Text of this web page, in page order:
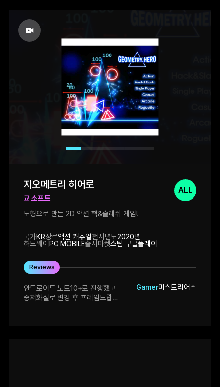
ALL
지오메트리 히어로
교 소프트
도형으로 만든 2D 액션 핵&슬래쉬 게임!
국가KR장르액션 캐쥬얼전시년도2020년
하드웨어PC MOBILE출시마켓스팀 구글플레이
Reviews
안드로이드 노트10+로 진행했고
중저화질로 변경 후 프레임드랍
Gamer미스트리어스